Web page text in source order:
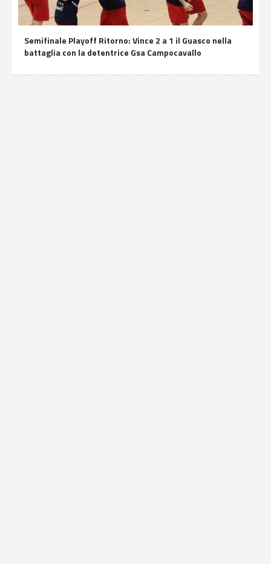
Semifinale Playoff Ritorno: Vince 2 a 1 il Guasco nella
battaglia con la detentrice Gsa Campocavallo